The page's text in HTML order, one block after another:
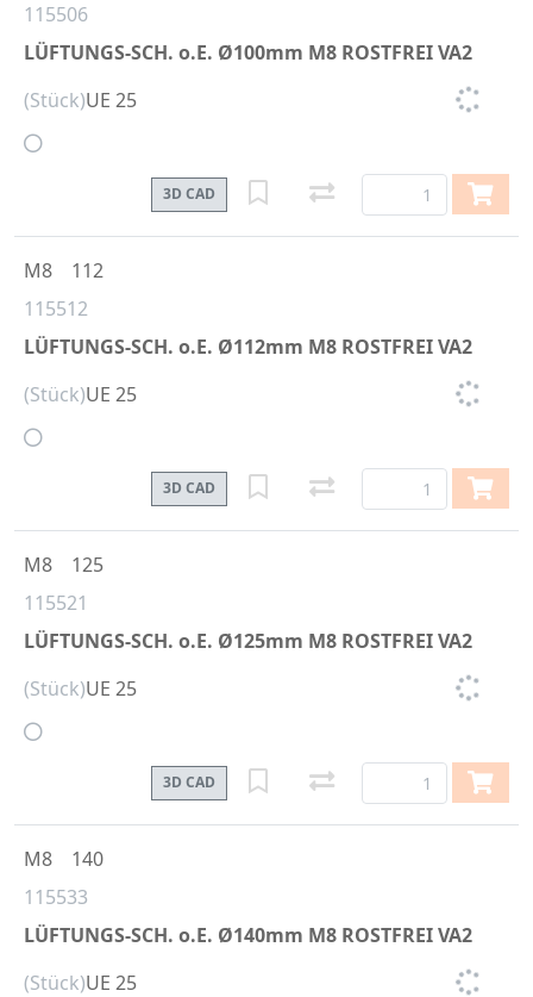
115506
LÜFTUNGS-SCH. o.E. Ø100mm M8 ROSTFREI VA2
(Stück)UE 25
3D CAD
115512
LÜFTUNGS-SCH. o.E. Ø112mm M8 ROSTFREI VA2
M8 112
(Stück)UE 25
3D CAD
115521
LÜFTUNGS-SCH. o.E. Ø125mm M8 ROSTFREI VA2
M8 125
(Stück)UE 25
3D CAD
115533
LÜFTUNGS-SCH. o.E. Ø140mm M8 ROSTFREI VA2
M8 140
(Stück)UE 25